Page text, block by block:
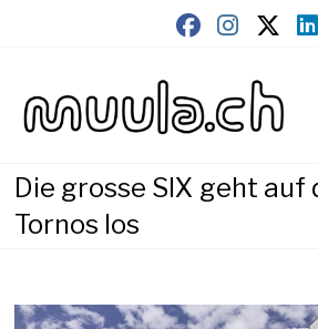
Die grosse SIX geht auf
Tornos los